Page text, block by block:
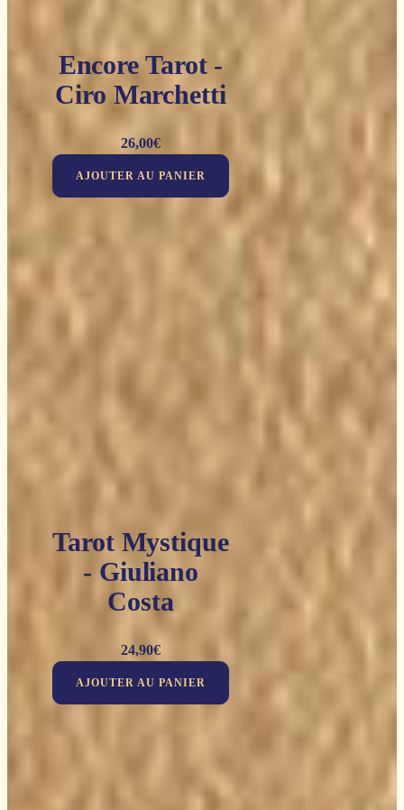
Encore Tarot -
Ciro Marchetti
26,00€
AJOUTER AU PANIER
Tarot Mystique
- Giuliano
Costa
24,90€
AJOUTER AU PANIER